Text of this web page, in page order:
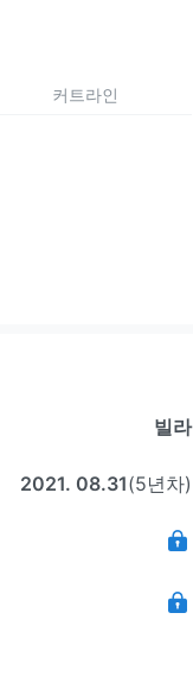
커트라인
빌라
2021. 08.31(5년차)